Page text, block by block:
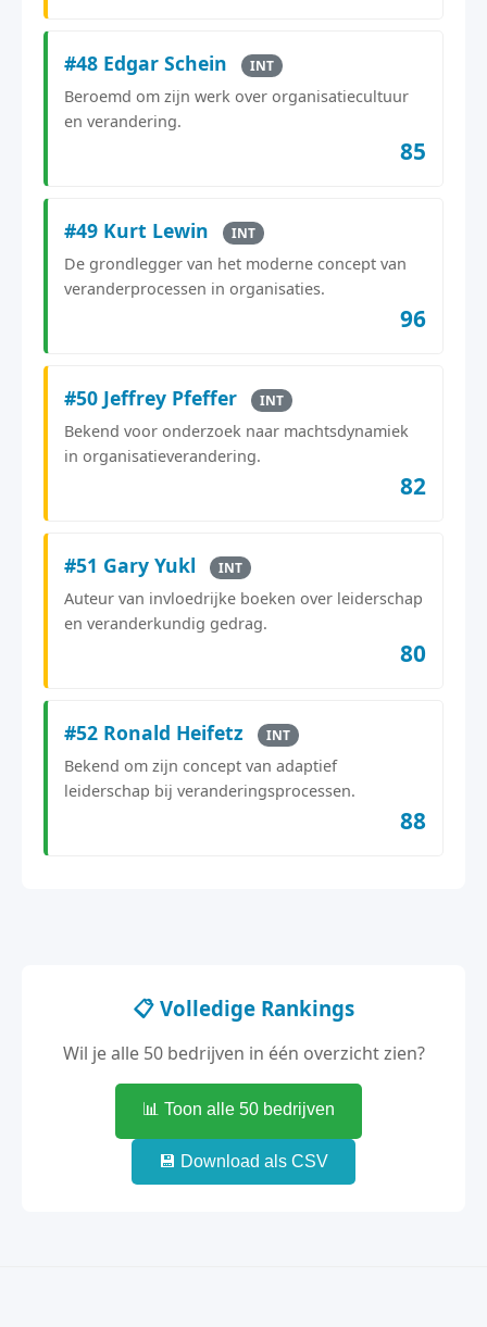
#48 Edgar Schein INT
Beroemd om zijn werk over organisatiecultuur
en verandering.
85
#49 Kurt Lewin INT
De grondlegger van het moderne concept van
veranderprocessen in organisaties.
96
#50 Jeffrey Pfeffer INT
Bekend voor onderzoek naar machtsdynamiek
in organisatieverandering.
82
#51 Gary Yukl INT
Auteur van invloedrijke boeken over leiderschap
en veranderkundig gedrag.
80
#52 Ronald Heifetz INT
Bekend om zijn concept van adaptief
leiderschap bij veranderingsprocessen.
88
📋 Volledige Rankings
Wil je alle 50 bedrijven in één overzicht zien?
📊 Toon alle 50 bedrijven
💾 Download als CSV